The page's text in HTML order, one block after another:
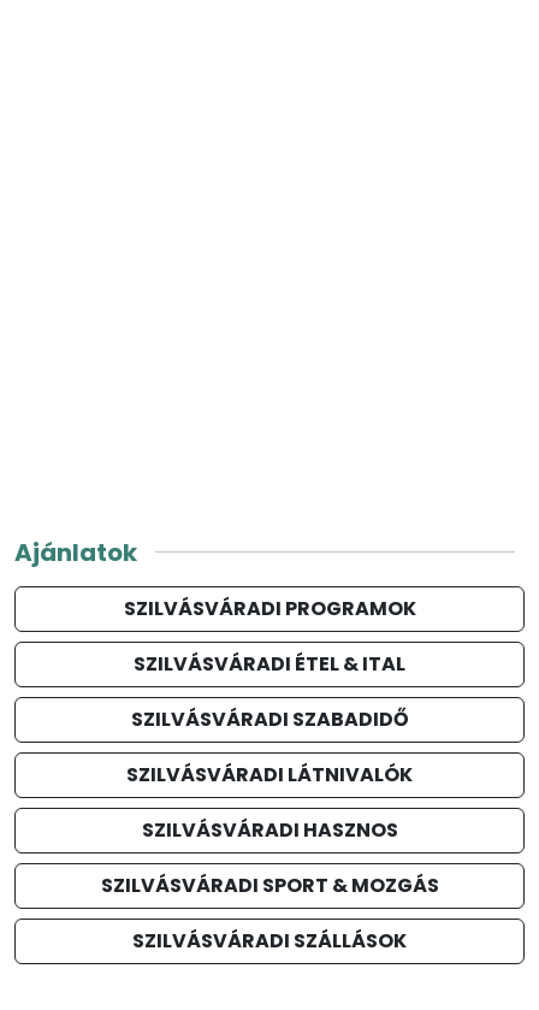
Ajánlatok
SZILVÁSVÁRADI PROGRAMOK
SZILVÁSVÁRADI ÉTEL & ITAL
SZILVÁSVÁRADI SZABADIDŐ
SZILVÁSVÁRADI LÁTNIVALÓK
SZILVÁSVÁRADI HASZNOS
SZILVÁSVÁRADI SPORT & MOZGÁS
SZILVÁSVÁRADI SZÁLLÁSOK